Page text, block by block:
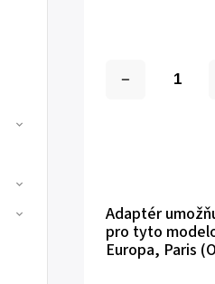
Adaptér
pro tyto
Europa, Paris